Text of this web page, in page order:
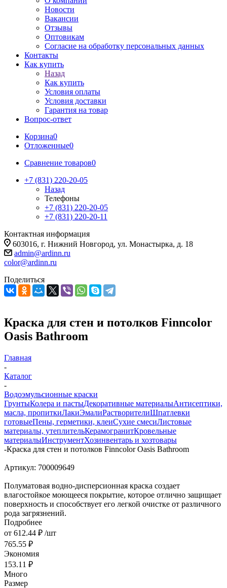
Новости
Вакансии
Отзывы
Оптовикам
Cогласие на обработку персональных данных
Контакты
Как купить
Назад
Как купить
Условия оплаты
Условия доставки
Гарантия на товар
Вопрос-ответ
Корзина0
Отложенные0
Сравнение товаров0
+7 (831) 220-20-05
Назад
Телефоны
+7 (831) 220-20-05
+7 (831) 220-20-11
Контактная информация
603016, г. Нижний Новгород, ул. Монастырка, д. 18
admin@ardinn.ru
color@ardinn.ru
Поделиться
Краска для стен и потолков Finncolor
Oasis Bathroom
Главная
-
Каталог
-
Водоэмульсионные краски
ГрунтыКолера и пастыДекоративные материалыАнтисептики,
масла, пропиткиЛакиЭмалиРастворителиШпатлевки
готовыеПены, герметики, клеиСухие смесиЛистовые
материалы, утеплительКерамогранитКровельные
материалыИнструментХозинвентарь и хозтовары
-Краска для стен и потолков Finncolor Oasis Bathroom
Артикул: 700009649
Полуматовая водно-дисперсионная краска создает
влагостойкое моющееся покрытие, которое отлично защищает
поверхность и способствует его легкой очистке от различного
рода загрязнений.
Подробнее
от 612.44 ₽ /шт
765.55 ₽
Экономия
153.11 ₽
Много
Размер